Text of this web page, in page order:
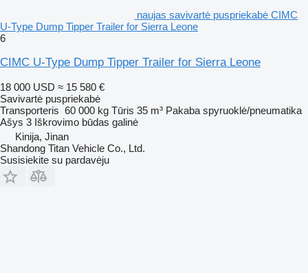
naujas savivartė puspriekabė CIMC
U-Type Dump Tipper Trailer for Sierra Leone
6
CIMC U-Type Dump Tipper Trailer for Sierra Leone
18 000 USD ≈ 15 580 €
Savivartė puspriekabė
Transporteris 60 000 kg Tūris 35 m³ Pakaba spyruoklė/pneumatika
Ašys 3 Iškrovimo būdas galinė
Kinija, Jinan
Shandong Titan Vehicle Co., Ltd.
Susisiekite su pardavėju